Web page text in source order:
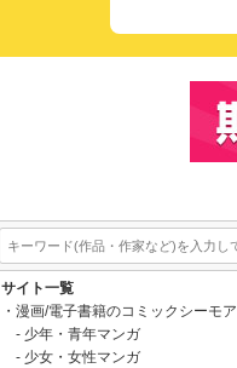
サイト一覧
漫画/電子書籍のコミックシーモア
少年・青年マンガ
少女・女性マンガ